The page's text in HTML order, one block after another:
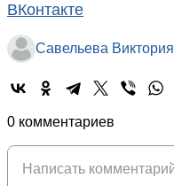
ВКонтакте
Савельева Виктория
0 комментариев